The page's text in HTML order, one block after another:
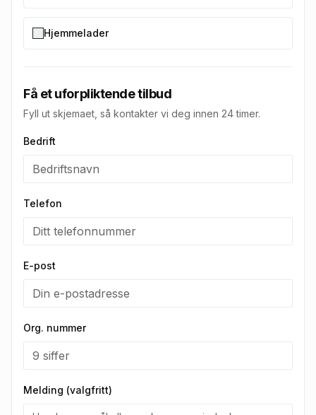
Hjemmelader
Få et uforpliktende tilbud
Fyll ut skjemaet, så kontakter vi deg innen 24 timer.
Bedrift
Telefon
E-post
Org. nummer
Melding (valgfritt)